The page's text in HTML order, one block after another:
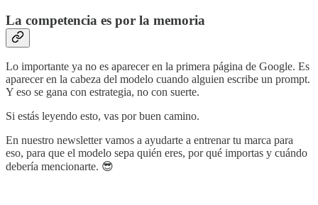
La competencia es por la memoria
Lo importante ya no es aparecer en la primera página de Google. Es
aparecer en la cabeza del modelo cuando alguien escribe un prompt.
Y eso se gana con estrategia, no con suerte.
Si estás leyendo esto, vas por buen camino.
En nuestro newsletter vamos a ayudarte a entrenar tu marca para
eso, para que el modelo sepa quién eres, por qué importas y cuándo
debería mencionarte. 😎